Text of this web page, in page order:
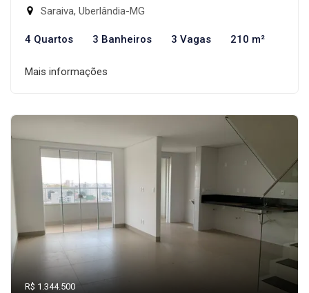
Saraiva, Uberlândia-MG
4 Quartos 3 Banheiros 3 Vagas 210 m²
Mais informações
R$ 1.344.500